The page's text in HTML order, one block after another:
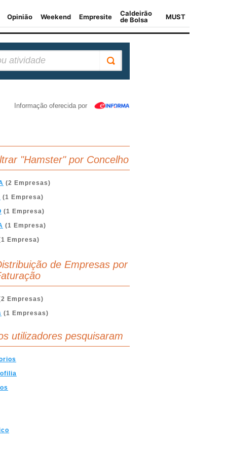
Informação oferecida por
"Hamster" por Concelho
(2 Empresas)
(1 Empresa)
(1 Empresa)
(1 Empresa)
Empresa)
de Empresas por
Empresas)
(1 Empresas)
utilizadores pesquisaram